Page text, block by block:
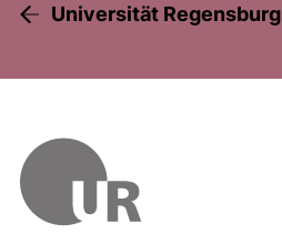
Universität Regensburg